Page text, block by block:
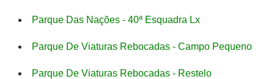
Parque Das Nações - 40ª Esquadra Lx
Parque De Viaturas Rebocadas - Campo Pequeno
Parque De Viaturas Rebocadas - Restelo